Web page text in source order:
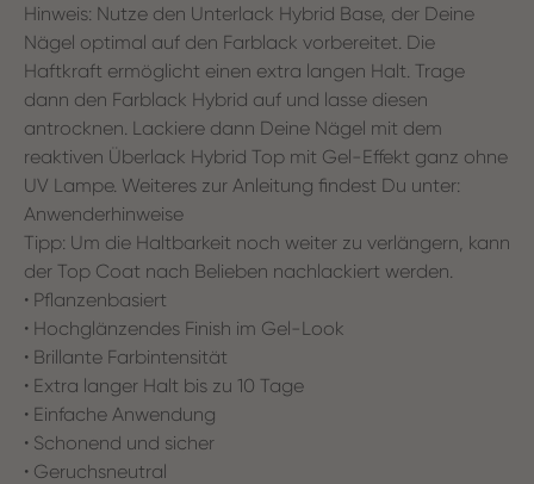
Hinweis: Nutze den Unterlack Hybrid Base, der Deine
Nägel optimal auf den Farblack vorbereitet. Die
Haftkraft ermöglicht einen extra langen Halt. Trage
dann den Farblack Hybrid auf und lasse diesen
antrocknen. Lackiere dann Deine Nägel mit dem
reaktiven Überlack Hybrid Top mit Gel-Effekt ganz ohne
UV Lampe. Weiteres zur Anleitung findest Du unter:
Anwenderhinweise
Tipp: Um die Haltbarkeit noch weiter zu verlängern, kann
der Top Coat nach Belieben nachlackiert werden.
• Pflanzenbasiert
• Hochglänzendes Finish im Gel-Look
• Brillante Farbintensität
• Extra langer Halt bis zu 10 Tage
• Einfache Anwendung
• Schonend und sicher
• Geruchsneutral